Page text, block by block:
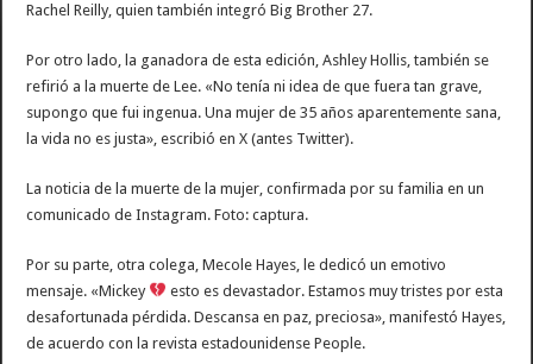
Rachel Reilly, quien también integró Big Brother 27.
Por otro lado, la ganadora de esta edición, Ashley Hollis, también se
refirió a la muerte de Lee. «No tenía ni idea de que fuera tan grave,
supongo que fui ingenua. Una mujer de 35 años aparentemente sana,
la vida no es justa», escribió en X (antes Twitter).
La noticia de la muerte de la mujer, confirmada por su familia en un
comunicado de Instagram. Foto: captura.
Por su parte, otra colega, Mecole Hayes, le dedicó un emotivo
mensaje. «Mickey
esto es devastador. Estamos muy tristes por esta
desafortunada pérdida. Descansa en paz, preciosa», manifestó Hayes,
de acuerdo con la revista estadounidense People.